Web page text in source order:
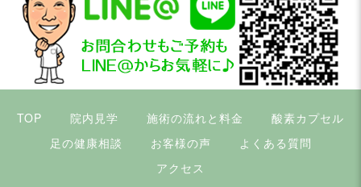
TOP 院内見学 施術の流れと料金
酸素カプセル
足の健康相談
お客様の声
よくある質問
アクセス